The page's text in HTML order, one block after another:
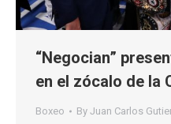
“Negocian”
en el zócalo de la
Boxeo By Juan Carlos